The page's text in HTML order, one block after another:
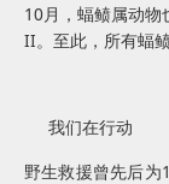
10月，蝠鲼属动物
II。至此，所有蝠
我们在行动
野生救援曾先后为